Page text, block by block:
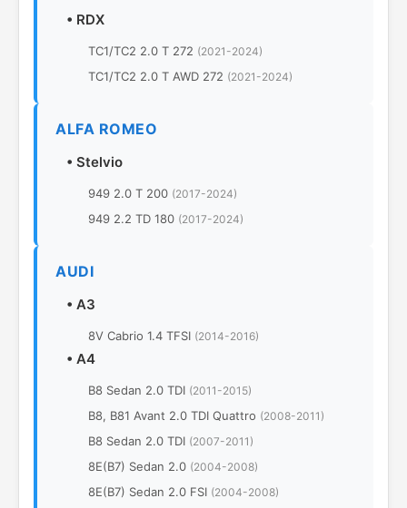
• RDX
TC1/TC2 2.0 T 272 (2021-2024)
TC1/TC2 2.0 T AWD 272 (2021-2024)
ALFA ROMEO
• Stelvio
949 2.0 T 200 (2017-2024)
949 2.2 TD 180 (2017-2024)
AUDI
• A3
8V Cabrio 1.4 TFSI (2014-2016)
• A4
B8 Sedan 2.0 TDI (2011-2015)
B8, B81 Avant 2.0 TDI Quattro (2008-2011)
B8 Sedan 2.0 TDI (2007-2011)
8E(B7) Sedan 2.0 (2004-2008)
8E(B7) Sedan 2.0 FSI (2004-2008)